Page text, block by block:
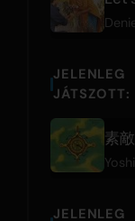
JELENLEG
JÁTSZOTT:
素
JELENLEG